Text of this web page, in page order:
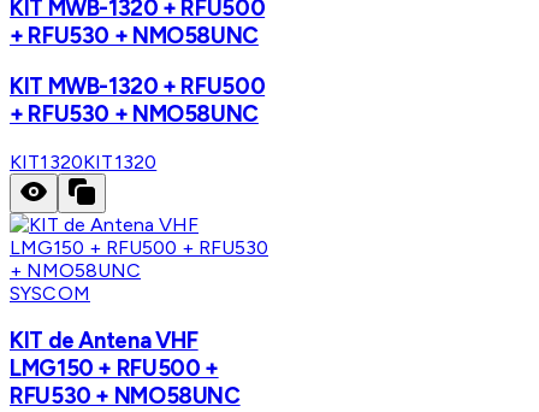
KIT MWB-1320 + RFU500
+ RFU530 + NMO58UNC
KIT MWB-1320 + RFU500
+ RFU530 + NMO58UNC
KIT1320KIT1320
SYSCOM
KIT de Antena VHF
LMG150 + RFU500 +
RFU530 + NMO58UNC